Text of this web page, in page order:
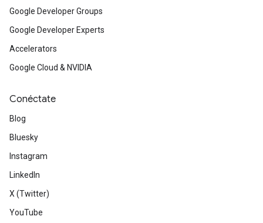
Google Developer Groups
Google Developer Experts
Accelerators
Google Cloud & NVIDIA
Conéctate
Blog
Bluesky
Instagram
LinkedIn
X (Twitter)
YouTube